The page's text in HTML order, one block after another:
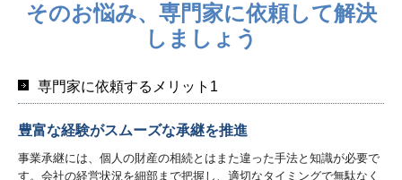
そのお悩み、専門家に依頼して解決
しましょう
専門家に依頼するメリット1
豊富な経験がスムーズな承継を推進
事業承継には、個人の財産の相続とはまた違った手法と知識が必要で
す。会社の経営状況を細部まで把握し、適切なタイミングで無駄なく